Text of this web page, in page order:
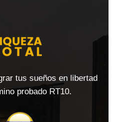
tus sueños en libertad
probado RT10.